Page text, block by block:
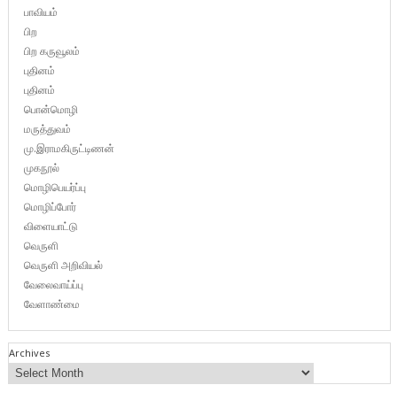
பாவியம்
பிற
பிற கருவூலம்
புதினம்
புதினம்
பொன்மொழி
மருத்துவம்
மு.இராமகிருட்டிணன்
முகநூல்
மொழிபெயர்ப்பு
மொழிப்போர்
விளையாட்டு
வெருளி
வெருளி அறிவியல்
வேலைவாய்ப்பு
வேளாண்மை
Archives